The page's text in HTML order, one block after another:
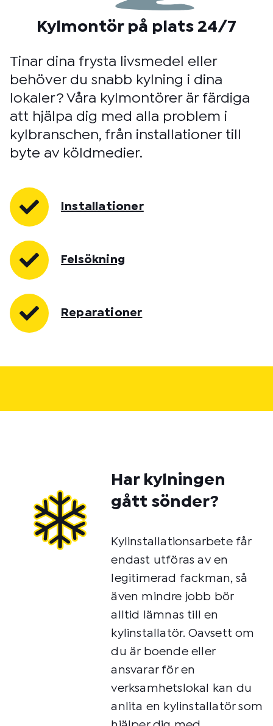
Kylmontör på plats 24/7
Tinar dina frysta livsmedel eller
behöver du snabb kylning i dina
lokaler? Våra kylmontörer är färdiga
att hjälpa dig med alla problem i
kylbranschen, från installationer till
byte av köldmedier.
Installationer
Felsökning
Reparationer
Har kylningen
gått sönder?
Kylinstallationsarbete får
endast utföras av en
legitimerad fackman, så
även mindre jobb bör
alltid lämnas till en
kylinstallatör. Oavsett om
du är boende eller
ansvarar för en
verksamhetslokal kan du
anlita en kylinstallatör som